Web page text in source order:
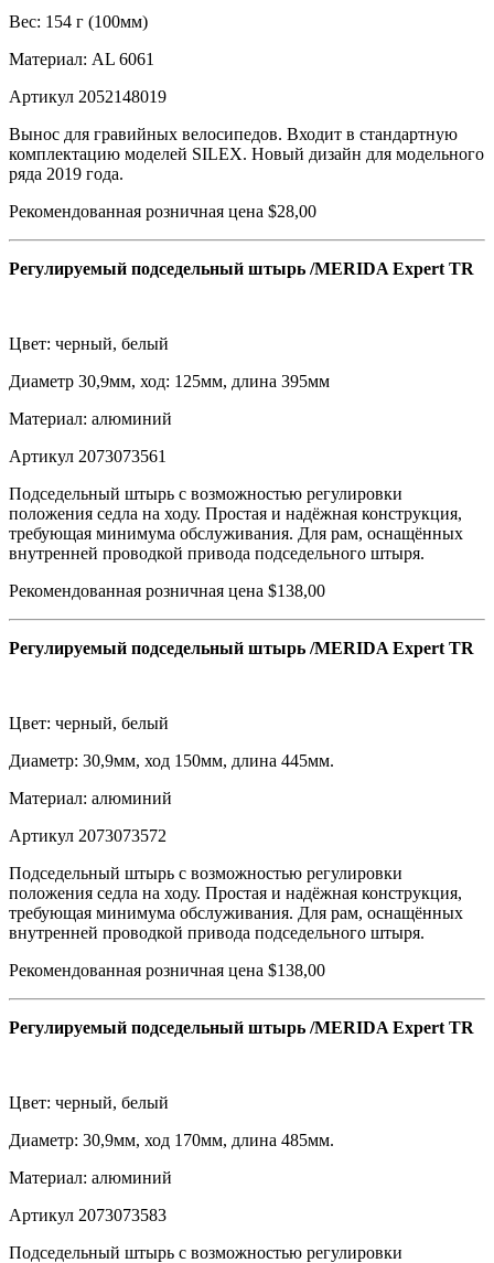
Вес: 154 г (100мм)
Материал: AL 6061
Артикул 2052148019
Вынос для гравийных велосипедов. Входит в стандартную
комплектацию моделей SILEX. Новый дизайн для модельного
ряда 2019 года.
Рекомендованная розничная цена $28,00
Регулируемый подседельный штырь /MERIDA Expert TR
Цвет: черный, белый
Диаметр 30,9мм, ход: 125мм, длина 395мм
Материал: алюминий
Артикул 2073073561
Подседельный штырь с возможностью регулировки
положения седла на ходу. Простая и надёжная конструкция,
требующая минимума обслуживания. Для рам, оснащённых
внутренней проводкой привода подседельного штыря.
Рекомендованная розничная цена $138,00
Регулируемый подседельный штырь /MERIDA Expert TR
Цвет: черный, белый
Диаметр: 30,9мм, ход 150мм, длина 445мм.
Материал: алюминий
Артикул 2073073572
Подседельный штырь с возможностью регулировки
положения седла на ходу. Простая и надёжная конструкция,
требующая минимума обслуживания. Для рам, оснащённых
внутренней проводкой привода подседельного штыря.
Рекомендованная розничная цена $138,00
Регулируемый подседельный штырь /MERIDA Expert TR
Цвет: черный, белый
Диаметр: 30,9мм, ход 170мм, длина 485мм.
Материал: алюминий
Артикул 2073073583
Подседельный штырь с возможностью регулировки